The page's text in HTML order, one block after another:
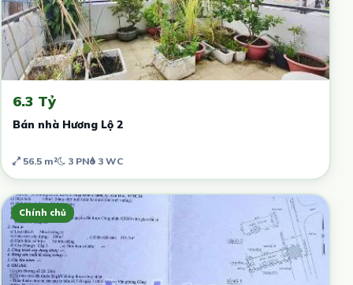
6.3 Tỷ
Bán nhà Hương Lộ 2
56.5 m² 3 PN 3 WC
Chính chủ